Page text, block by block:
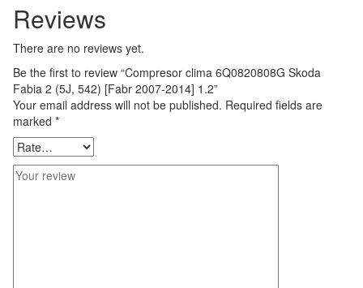
Reviews
There are no reviews yet.
Be the first to review “Compresor clima 6Q0820808G Skoda
Fabia 2 (5J, 542) [Fabr 2007-2014] 1.2”
Your email address will not be published. Required fields are
marked *